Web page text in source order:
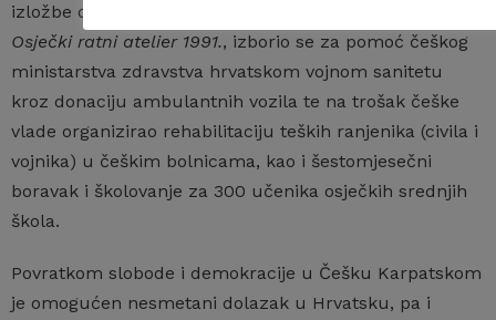
izložbe o stradanjima i žrtvama istočne Slavonije,
Osječki ratni atelier 1991., izborio se za pomoć češkog
ministarstva zdravstva hrvatskom vojnom sanitetu
kroz donaciju ambulantnih vozila te na trošak češke
vlade organizirao rehabilitaciju teških ranjenika (civila i
vojnika) u češkim bolnicama, kao i šestomjesečni
boravak i školovanje za 300 učenika osječkih srednjih
škola.
Povratkom slobode i demokracije u Češku Karpatskom
je omogućen nesmetani dolazak u Hrvatsku, pa i